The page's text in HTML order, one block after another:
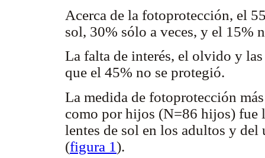
Acerca de la fotoprotección, el
sol, 30% sólo a veces, y el 15%
La falta de interés, el olvido y las
que el 45% no se protegió.
La medida de fotoprotección
como por hijos (N=86 hijos) fue
lentes de sol en los adultos y
(figura 1).